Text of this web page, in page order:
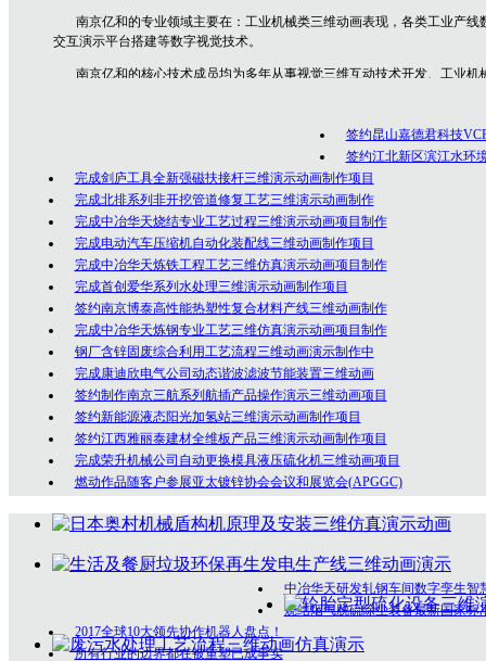
南京亿和的专业领域主要在： 工业机械类三维动画表现，各类工业产线
交互演示平台搭建等数字视觉技术。
南京亿和的核心技术成员均为多年从事视觉三维互动技术开发、工业
公司坚持以创意为核心的客户服务价值，秉承以专业技术为先导，以诚
签约昆山嘉德君科技
签约江北新区滨江水环
完成剑庐工具全新强磁扶接杆三维演示动画制作项目
完成北排系列非开挖管道修复工艺三维演示动画制作
完成中冶华天烧结专业工艺过程三维演示动画项目制作
完成电动汽车压缩机自动化装配线三维动画制作项目
完成中冶华天炼铁工程工艺三维仿真演示动画项目制作
完成首创爱华系列水处理三维演示动画制作项目
签约南京博泰高性能热塑性复合材料产线三维动画制作
完成中冶华天炼钢专业工艺三维仿真演示动画项目制作
钢厂含锌固废综合利用工艺流程三维动画演示制作中
完成康迪欣电气公司动态谐波滤波节能装置三维动画
签约制作南京三航系列航插产品操作演示三维动画项目
签约新能源液态阳光加氢站三维演示动画制作项目
签约江西雅丽泰建材全维板产品三维演示动画制作项目
完成荣升机械公司自动更换模具液压硫化机三维动画项目
燃动作品随客户参展亚太镀锌协会会议和展览会(APGGC)
中冶华天研发轧钢车间数字孪生智
烧结烟气脱硫除尘装备最新国家标
2017全球10大领先协作机器人盘点！
所有行业的边界都在被重塑已成事实